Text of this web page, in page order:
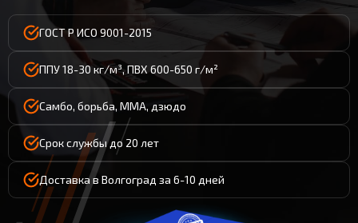
ГОСТ Р ИСО 9001-2015
ППУ 18-30 кг/м³, ПВХ 600-650 г/м²
Самбо, борьба, ММА, дзюдо
Срок службы до 20 лет
Доставка в Волгоград за 6-10 дней